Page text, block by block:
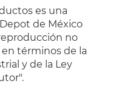
es una
de México
no
en términos de la
y de la Ley